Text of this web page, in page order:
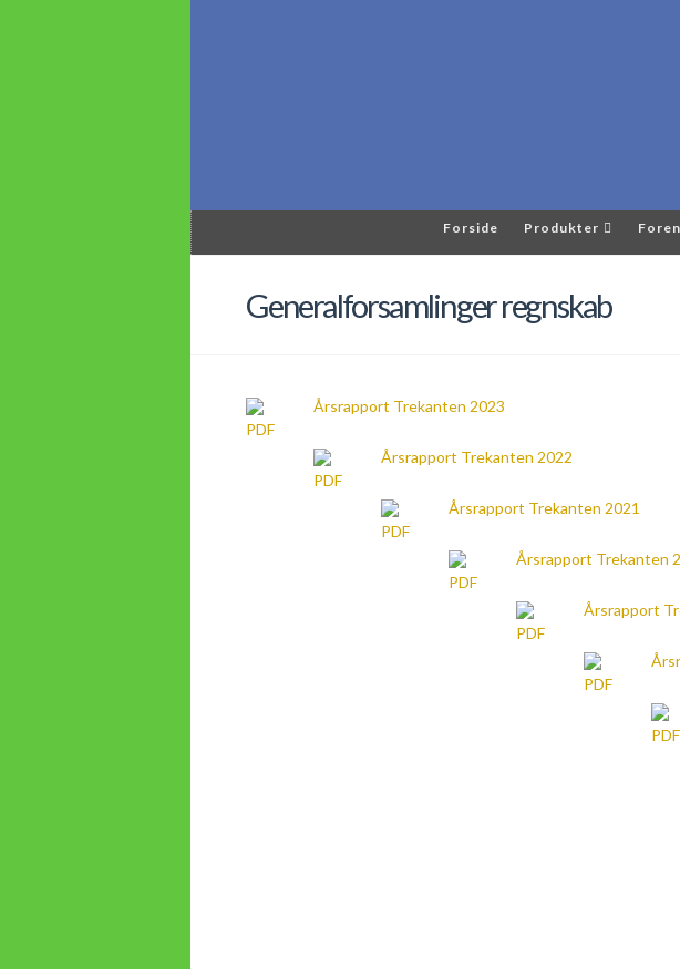
Forside Produkter
Generalforsamlinger regnskab
Årsrapport Trekanten 2023
Årsrapport Trekanten 2022
Årsrapport Trekanten 2021
Årsrapport Trekanten
Årsrapport